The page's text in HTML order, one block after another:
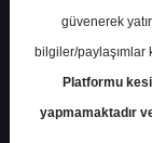
güvenerek
bilgiler/paylaşımlar
Platformu
yapmamaktadır